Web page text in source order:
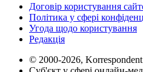
Договір користування
Політика у сфері
Угода щодо користування
Редакція
© 2000-2026,